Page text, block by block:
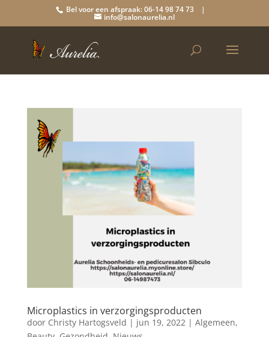
Bel voor een afspraak: 06-14 98 74 73 |
info@salonaurelia.nl
Microplastics in verzorgingsproducten
door Christy Hartogsveld | jun 19, 2022| Algemeen,